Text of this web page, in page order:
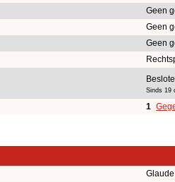
Geen
Geen
Geen
Sinds 19
1